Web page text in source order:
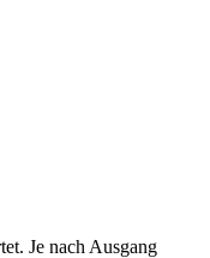
Je nach Ausgang